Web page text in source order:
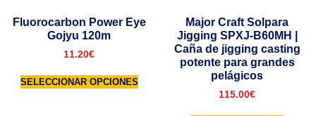
Fluorocarbon Power Eye
Gojyu 120m
11.20€
SELECCIONAR OPCIONES
Major Craft Solpara
Jigging SPXJ-B60MH |
Caña de jigging casting
potente para grandes
pelágicos
115.00€